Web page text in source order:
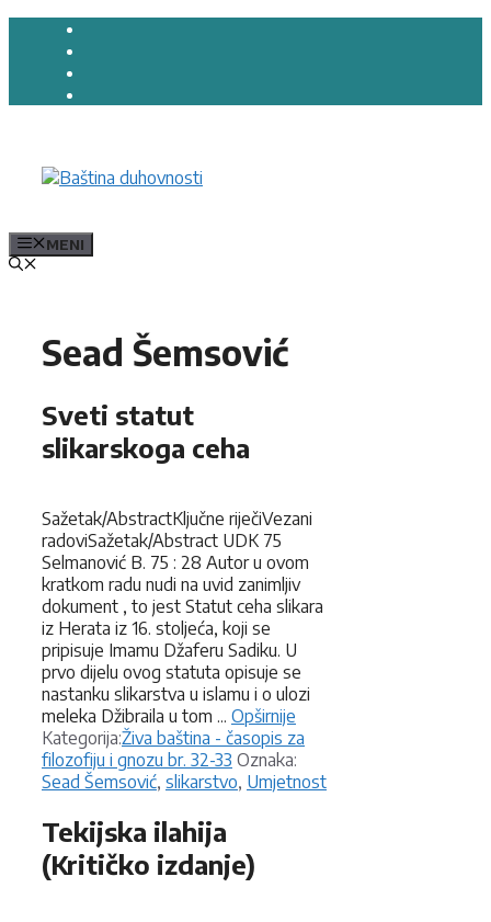
Preskoči
MENI
Sead Šemsović
Sveti statut
slikarskoga ceha
Sažetak/AbstractKljučne riječiVezani
radoviSažetak/Abstract UDK 75
Selmanović B. 75 : 28 Autor u ovom
kratkom radu nudi na uvid zanimljiv
dokument , to jest Statut ceha slikara
iz Herata iz 16. stoljeća, koji se
pripisuje Imamu Džaferu Sadiku. U
prvo dijelu ovog statuta opisuje se
nastanku slikarstva u islamu i o ulozi
meleka Džibraila u tom ... Opširnije
Kategorija:Kategorije
Živa baština - časopis za
filozofiju i gnozu br. 32-33 Oznaka:
Sead Šemsović, slikarstvo, Umjetnost
Tekijska ilahija
(Kritičko izdanje)